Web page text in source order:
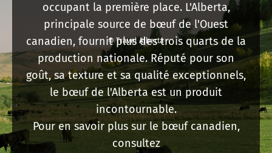
occupant la première place. L'Alberta,
principale source de bœuf de l'Ouest
canadien, fournit plus des trois quarts de la
production nationale. Réputé pour son
goût, sa texture et sa qualité exceptionnels,
le bœuf de l'Alberta est un produit
incontournable.
Pour en savoir plus sur le bœuf canadien,
consultez
© Travel Alberta